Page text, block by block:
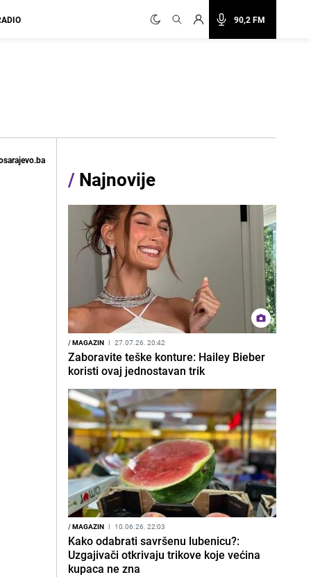
90,2 FM
/ Najnovije
/MAGAZIN I 27.07.26. 20:42
Zaboravite teške konture: Hailey Bieber
koristi ovaj jednostavan trik
/MAGAZIN I 10.06.26. 22:03
Kako odabrati savršenu lubenicu?:
Uzgajivači otkrivaju trikove koje većina
kupaca ne zna